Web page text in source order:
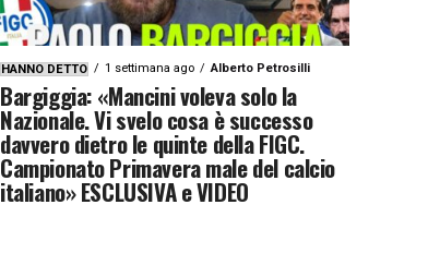
HANNO DETTO 1 settimana ago Alberto Petrosilli
Bargiggia: «Mancini voleva solo la
Nazionale. Vi svelo cosa è successo
davvero dietro le quinte della FIGC.
Campionato Primavera male del calcio
italiano» ESCLUSIVA e VIDEO